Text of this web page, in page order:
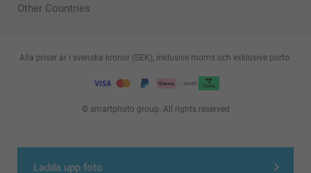
Ladda upp foto
Other Countries
© smartphoto group. All rights reserved
Alla priser är i svenska kronor (SEK), inklusive moms och exklusive porto.